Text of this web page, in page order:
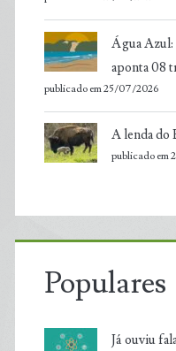
Água Azul:
aponta 08
publicado em 25/07/2026
A lenda do
publicado em
Populares
Já ouviu